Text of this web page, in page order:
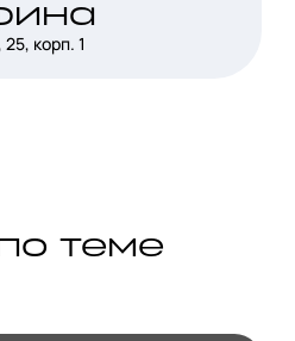
корп. 1
теме